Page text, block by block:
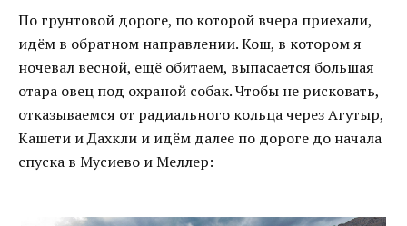
По грунтовой дороге, по которой вчера приехали,
идём в обратном направлении. Кош, в котором я
ночевал весной, ещё обитаем, выпасается большая
отара овец под охраной собак. Чтобы не рисковать,
отказываемся от радиального кольца через Агутыр,
Кашети и Дахкли и идём далее по дороге до начала
спуска в Мусиево и Меллер: